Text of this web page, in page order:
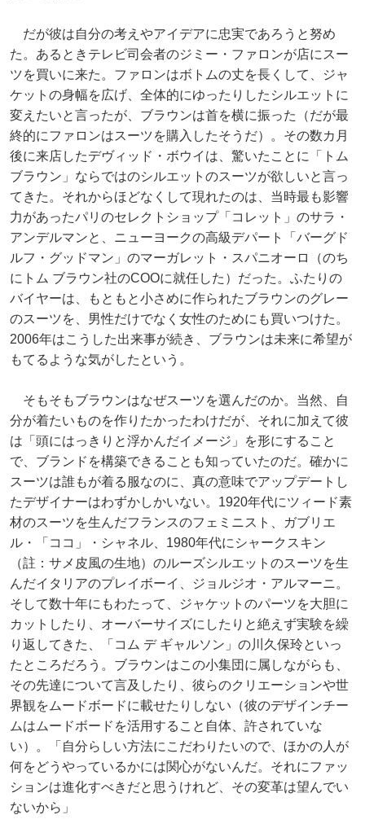
だが彼は自分の考えやアイデアに忠実であろうと努め
た。あるときテレビ司会者のジミー・ファロンが店にスー
ツを買いに来た。ファロンはボトムの丈を長くして、ジャ
ケットの身幅を広げ、全体的にゆったりしたシルエットに
変えたいと言ったが、ブラウンは首を横に振った（だが最
終的にファロンはスーツを購入したそうだ）。その数カ月
後に来店したデヴィッド・ボウイは、驚いたことに「トム
ブラウン」ならではのシルエットのスーツが欲しいと言っ
てきた。それからほどなくして現れたのは、当時最も影響
力があったパリのセレクトショップ「コレット」のサラ・
アンデルマンと、ニューヨークの高級デパート「バーグド
ルフ・グッドマン」のマーガレット・スパニオーロ（のち
にトム ブラウン社のCOOに就任した）だった。ふたりの
バイヤーは、もともと小さめに作られたブラウンのグレー
のスーツを、男性だけでなく女性のためにも買いつけた。
2006年はこうした出来事が続き、ブラウンは未来に希望が
もてるような気がしたという。
そもそもブラウンはなぜスーツを選んだのか。当然、自
分が着たいものを作りたかったわけだが、それに加えて彼
は「頭にはっきりと浮かんだイメージ」を形にすること
で、ブランドを構築できることも知っていたのだ。確かに
スーツは誰もが着る服なのに、真の意味でアップデートし
たデザイナーはわずかしかいない。1920年代にツィード素
材のスーツを生んだフランスのフェミニスト、ガブリエ
ル・「ココ」・シャネル、1980年代にシャークスキン
（註：サメ皮風の生地）のルーズシルエットのスーツを生
んだイタリアのプレイボーイ、ジョルジオ・アルマーニ。
そして数十年にもわたって、ジャケットのパーツを大胆に
カットしたり、オーバーサイズにしたりと絶えず実験を繰
り返してきた、「コム デ ギャルソン」の川久保玲といっ
たところだろう。ブラウンはこの小集団に属しながらも、
その先達について言及したり、彼らのクリエーションや世
界観をムードボードに載せたりしない（彼のデザインチー
ムはムードボードを活用すること自体、許されていな
い）。「自分らしい方法にこだわりたいので、ほかの人が
何をどうやっているかには関心がないんだ。それにファッ
ションは進化すべきだと思うけれど、その変革は望んでい
ないから」